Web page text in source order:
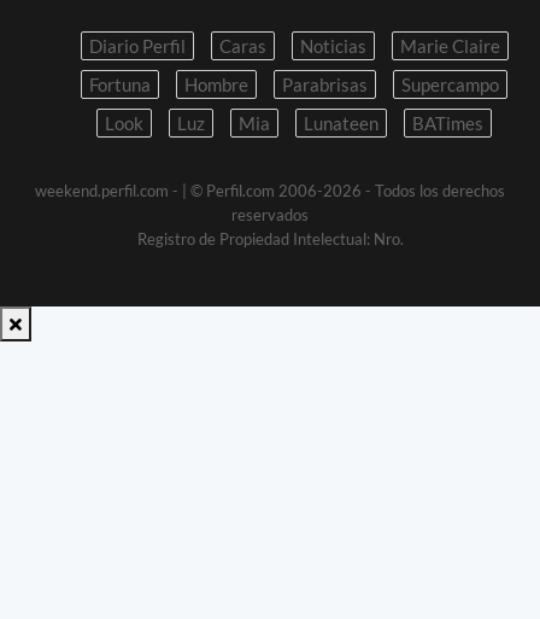
Diario Perfil Caras Noticias
Marie Claire
Fortuna
Hombre Parabrisas
Supercampo
Look
Luz Mia Lunateen BATimes
weekend.perfil.com -
| © Perfil.com 2006-2026 - Todos los derechos
reservados
Registro de Propiedad Intelectual: Nro.